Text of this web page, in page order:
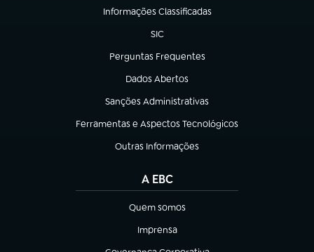
Informações Classificadas
(abre em nova aba)
SIC
(abre em nova aba)
Perguntas Frequentes
(abre em nova aba)
Dados Abertos
(abre em nova aba)
Sanções Administrativas
(abre em nova aba)
Ferramentas e Aspectos Tecnológicos
(abre em nova aba)
Outras Informações
(abre em nova aba)
A EBC
Quem somos
(abre em nova aba)
Imprensa
(abre em nova aba)